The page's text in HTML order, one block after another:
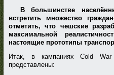
В большинстве
встретить множество
отметить, что чешские
максимальной
настоящие прототипы
Итак, в кампаниях Cold
представлены: